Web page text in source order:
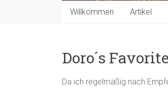
Willkommen Artikel
Doro´s
Da ich regelmäßig nach